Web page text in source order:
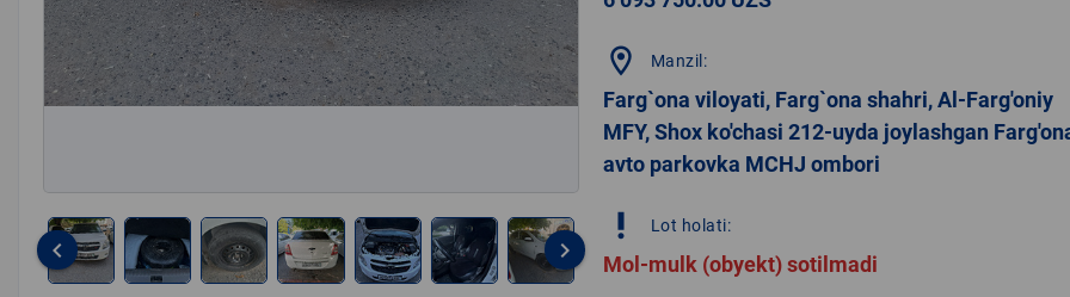
keyboard_arrow_left keyboard_arrow_right
location_on Manzil:
Farg`ona viloyati, Farg`ona shahri, Al-Farg'oniy
MFY, Shox ko'chasi 212-uyda joylashgan
avto parkovka MCHJ ombori
priority_high Lot holati:
Mol-mulk (obyekt) sotilmadi